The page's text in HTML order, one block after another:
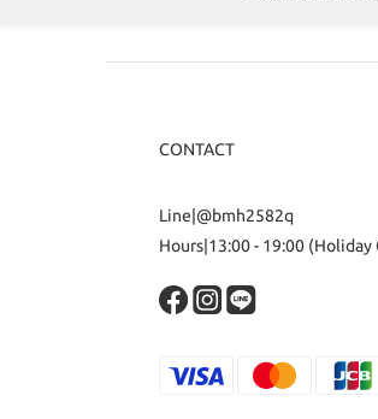
CONTACT
Line|@bmh2582q
Hours|13:00 - 19:00 (Holiday